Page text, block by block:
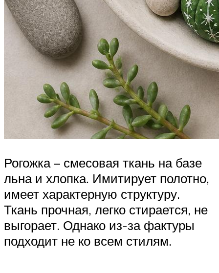
Рогожка – смесовая ткань на базе
льна и хлопка. Имитирует полотно,
имеет характерную структуру.
Ткань прочная, легко стирается, не
выгорает. Однако из-за фактуры
подходит не ко всем стилям.